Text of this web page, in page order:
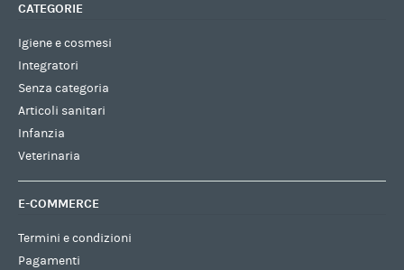
CATEGORIE
Igiene e cosmesi
Integratori
Senza categoria
Articoli sanitari
Infanzia
Veterinaria
E-COMMERCE
Termini e condizioni
Pagamenti